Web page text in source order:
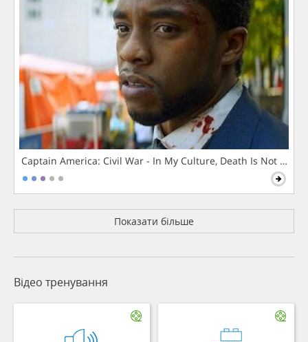
Captain America: Civil War - In My Culture, Death Is Not The
Показати більше
Відео тренування